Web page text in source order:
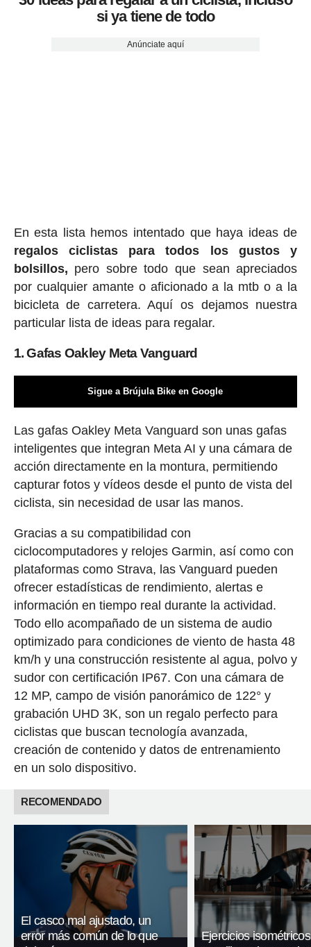
si ya tiene de todo
Anúnciate aquí
En esta lista hemos intentado que haya ideas de
regalos ciclistas para todos los gustos y
bolsillos, pero sobre todo que sean apreciados
por cualquier amante o aficionado a la mtb o a la
bicicleta de carretera. Aquí os dejamos nuestra
particular lista de ideas para regalar.
1. Gafas Oakley Meta Vanguard
Sigue a Brújula Bike en Google
Las gafas Oakley Meta Vanguard son unas gafas
inteligentes que integran Meta AI y una cámara de
acción directamente en la montura, permitiendo
capturar fotos y vídeos desde el punto de vista del
ciclista, sin necesidad de usar las manos.
Gracias a su compatibilidad con
ciclocomputadores y relojes Garmin, así como con
plataformas como Strava, las Vanguard pueden
ofrecer estadísticas de rendimiento, alertas e
información en tiempo real durante la actividad.
Todo ello acompañado de un sistema de audio
optimizado para condiciones de viento de hasta 48
km/h y una construcción resistente al agua, polvo y
sudor con certificación IP67. Con una cámara de
12 MP, campo de visión panorámico de 122° y
grabación UHD 3K, son un regalo perfecto para
ciclistas que buscan tecnología avanzada,
creación de contenido y datos de entrenamiento
en un solo dispositivo.
RECOMENDADO
El casco mal ajustado, un
error más común de lo que
Ejercicios